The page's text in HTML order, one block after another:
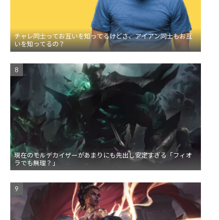
チャレ同士ってお互いを知ってるけどさ、アイアン同士もお互
いを知ってるの？
現在のモルデカイザーがあまりにも先出し安定すぎる「フィオ
ラでも無理？」